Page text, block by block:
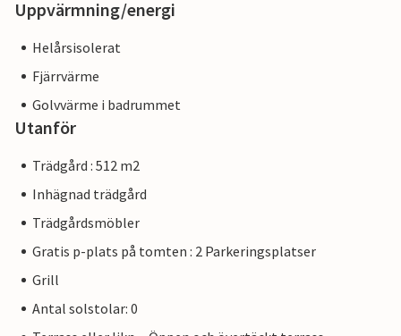
Uppvärmning/energi
Helårsisolerat
Fjärrvärme
Golvvärme i badrummet
Utanför
Trädgård : 512 m2
Inhägnad trädgård
Trädgårdsmöbler
Gratis p-plats på tomten : 2 Parkeringsplatser
Grill
Antal solstolar: 0